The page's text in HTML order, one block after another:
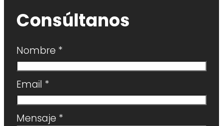
Consúltanos
Nombre *
Email *
Mensaje *